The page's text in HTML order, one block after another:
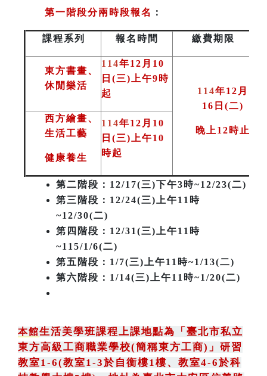
第一階段分兩時段報名 ：
課程系列 報名時間 繳費期限
東方書畫、
休閒樂活
114年12月10
日(三)上午9時
起
114年12月
16日(二)
晚上12時止
西方繪畫、
生活工藝
健康養生
114年12月10
日(三)上午10
時起
第二階段 ：12/17(三)下午3時~12/23(二)
第三階段 ：12/24(三)上午11時
~12/30(二)
第四階段：12/31(三)上午11時
~115/1/6(二)
第五階段：1/7(三)上午11時~1/13(二)
第六階段：1/14(三)上午11時~1/20(二)
本館生活美學班課程上課地點為 「 臺北市私立
東方高級工商職業學校(簡稱東方工商) 」 研習
教室1-6(教室1-3於自衡樓1樓、教室4-6於科